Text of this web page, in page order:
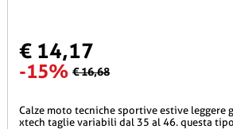
€ 14,17
-15% € 16,68
calze moto tecniche sportive estive leggere grigie e arancioni
xtech taglie variabili dal 35 al 46. questa